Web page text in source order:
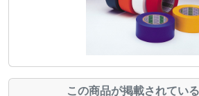
この商品が掲載されてい